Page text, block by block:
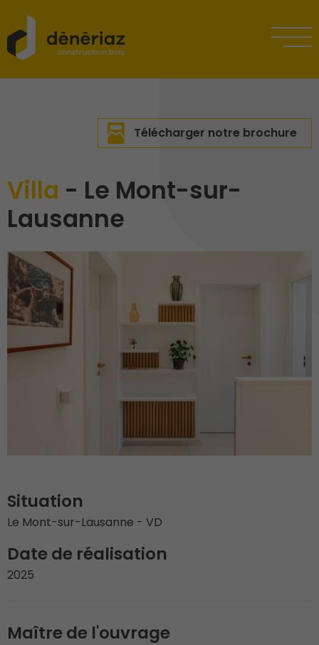
Télécharger notre brochure
Villa - Le Mont-sur-
Lausanne
Situation
Le Mont-sur-Lausanne - VD
Date de réalisation
2025
Maître de l'ouvrage